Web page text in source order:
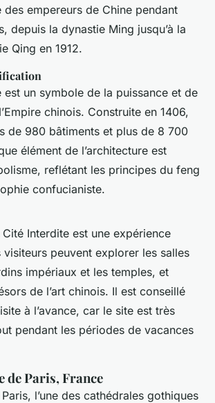
des empereurs de Chine pendant
depuis la dynastie Ming jusqu’à la
Qing en 1912.
est un symbole de la puissance et de
chinois. Construite en 1406,
de 980 bâtiments et plus de 8 700
élément de l’architecture est
reflétant les principes du feng
confucianiste.
Interdite est une expérience
visiteurs peuvent explorer les salles
impériaux et les temples, et
de l’art chinois. Il est conseillé
à l’avance, car le site est très
pendant les périodes de vacances
de Paris, France
l’une des cathédrales gothiques